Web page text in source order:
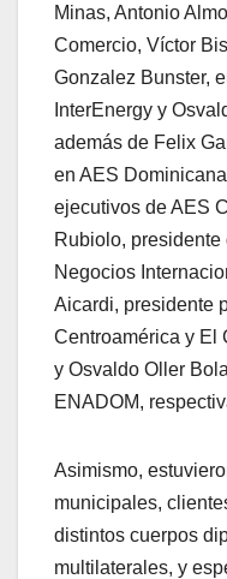
Minas, Antonio
Comercio, Víctor
Gonzalez Bunster,
InterEnergy y
además de Felix
en AES
ejecutivos de AES
Rubiolo,
Negocios
Aicardi, presidente
Centroamérica y El
y Osvaldo Oller
ENADOM,
Asimismo,
municipales,
distintos cuerpos
multilaterales, y